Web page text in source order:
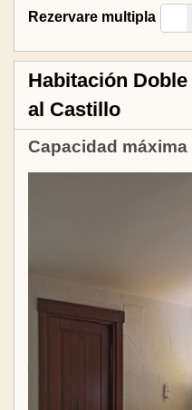
Rezervare multipla
da
Habitación
al Castillo
Capacidad